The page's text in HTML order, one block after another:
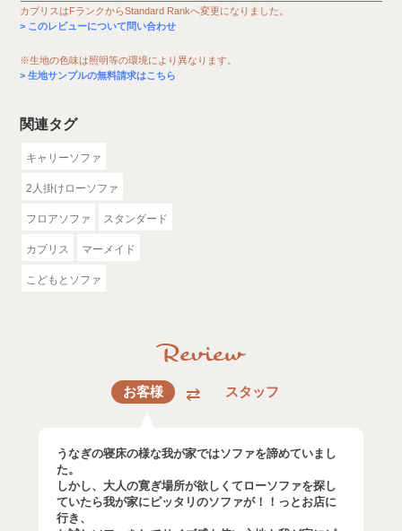
カプリスはFランクからStandard Rankへ変更になりました。
このレビューについて問い合わせ
※生地の色味は照明等の環境により異なります。
生地サンプルの無料請求はこちら
関連タグ
キャリーソファ
2人掛けローソファ
フロアソファ スタンダード
カプリス マーメイド
こどもとソファ
お客様 スタッフ
うなぎの寝床の様な我が家ではソファを諦めていまし
た。
しかし、大人の寛ぎ場所が欲しくてローソファを探し
ていたら我が家にピッタリのソファが！！っとお店に
行き、